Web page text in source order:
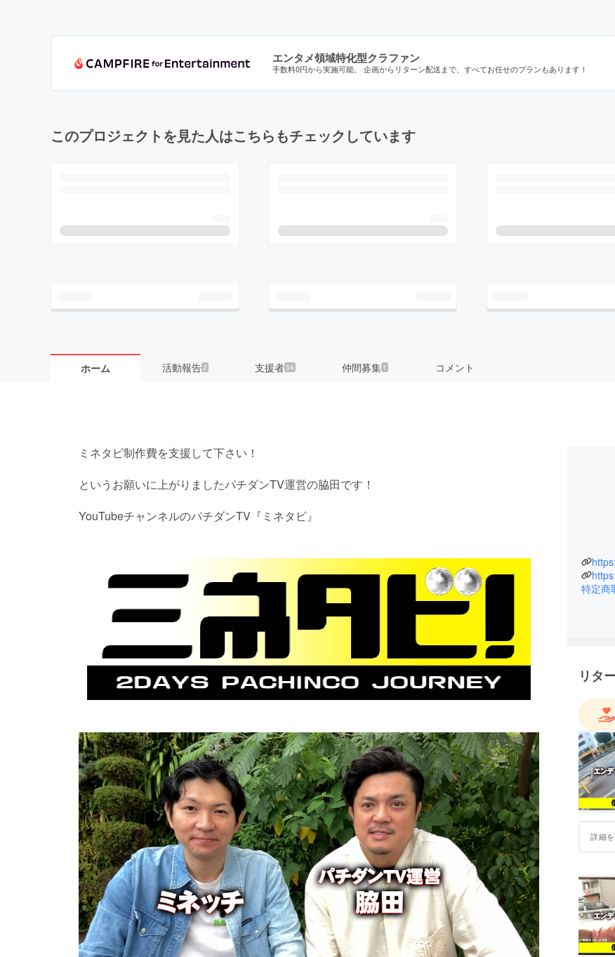
エンタメ領域特化型クラファン
手数料0円から実施可能。 企画からリターン配送まで、すべてお任せのプランもあります！
このプロジェクトを見た人はこちらもチェックしています
ホーム 活動報告2 支援者34 仲間募集 1 コメント
ミネタビ制作費を支援して下さい！
というお願いに上がりましたパチダンTV運営の脇田です！
YouTubeチャンネルのパチダンTV『ミネタビ』
特定商
リタ
詳細